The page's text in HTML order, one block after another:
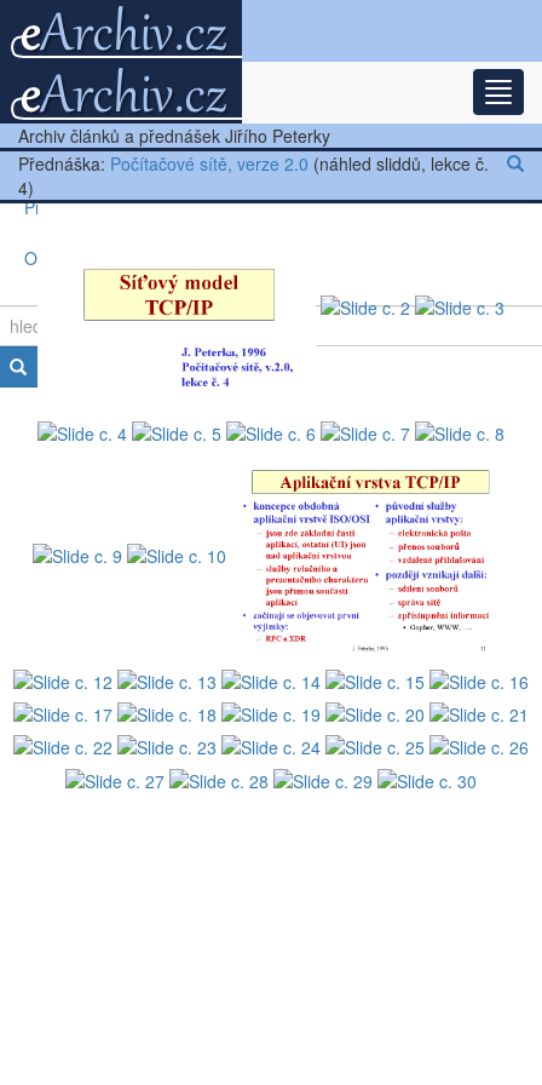
Nejnovější články
Další články
Přednášky
Ostatní
Archiv článků a přednášek Jiřího Peterky
Přednáška: Počítačové sítě, verze 2.0 (náhled sliddů, lekce č.
4)